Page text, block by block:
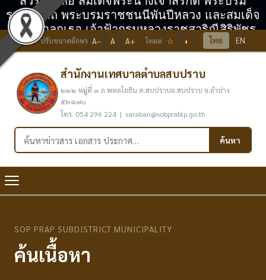
ราชินีนาถ พระบรมราชชนนีพันปีหลวง และสมเด็จ
พระเจ้าลูกเธอ เจ้าฟ้ากรมหลวงราชสาริณีสิริพัชร
มหาวัชรราชธิดา
ปรับขนาดอักษร A− A A+ โหมด ☆ ◐ ไทย EN
สำนักงานเทศบาลตำบลสบปราบ
๒๒๒ หมู่ที่ ๓ ถ.พหลโยธิน ต.สบปราบอ.สบปราบ จ.ลำปาง
๕๒๑๗๐
โทร. 054 296 224 | saraban@sobprablp.go.th
ค้นหาในเว็บไซต์ ค้นหา
SOP PRAP SUBDISTRICT MUNICIPALITY
ค้นเนื้อหา